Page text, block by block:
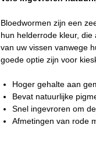
Bloedwormen zijn een
hun helderrode kleur,
van uw vissen vanwege
goede optie zijn voor
Hoger gehalte aan
Bevat natuurlijke
Snel ingevroren om
Afmetingen van rode